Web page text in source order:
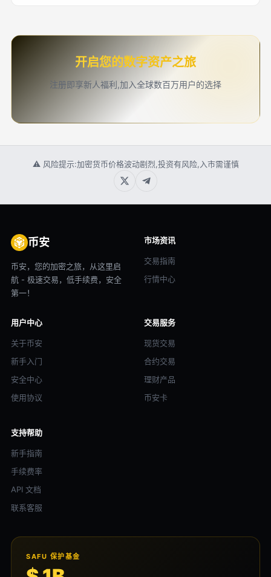
开启您的数字资产之旅
注册即享新人福利,加入全球数百万用户的选择
⚠ 风险提示:加密货币价格波动剧烈,投资有风险,入市需谨慎
币安
币安，您的加密之旅，从这里启
航 - 极速交易，低手续费，安全
第一！
市场资讯
交易指南
行情中心
用户中心
关于币安
新手入门
安全中心
使用协议
交易服务
现货交易
合约交易
理财产品
币安卡
支持帮助
新手指南
手续费率
API 文档
联系客服
SAFU 保护基金